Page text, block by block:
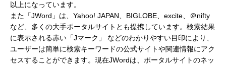
以上になっています。
また「JWord」は、Yahoo! JAPAN、BIGLOBE、excite、＠nifty
など、多くの大手ポータルサイトとも提携しています。検索結果
に表示される赤い「Jマーク」 などのわかりやすい目印により、
ユーザーは簡単に検索キーワードの公式サイトや関連情報にアク
セスすることができます。現在JWordは、ポータルサイトのネッ